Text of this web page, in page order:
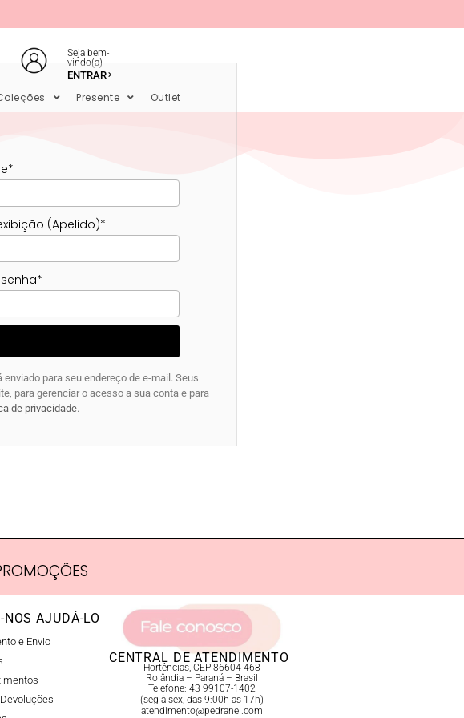
Seja bem-
vindo(a)
ENTRAR
Presente Outlet
*
(Apelido)*
*
para seu endereço de e-mail. Seus
para gerenciar o acesso a sua conta e para
de privacidade.
NOS AJUDÁ-LO
e Envio
CENTRAL DE ATENDIMENTO
Hortências, CEP 86604-468
Rolândia – Paraná – Brasil
Telefone: 43 99107-1402
(seg à sex, das 9:00h as 17h)
atendimento@pedranel.com